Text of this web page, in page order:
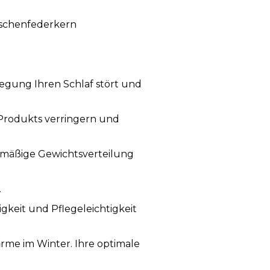
Ihren Schlaf stört und
verringern und
Gewichtsverteilung
und Pflegeleichtigkeit
im Winter. Ihre optimale